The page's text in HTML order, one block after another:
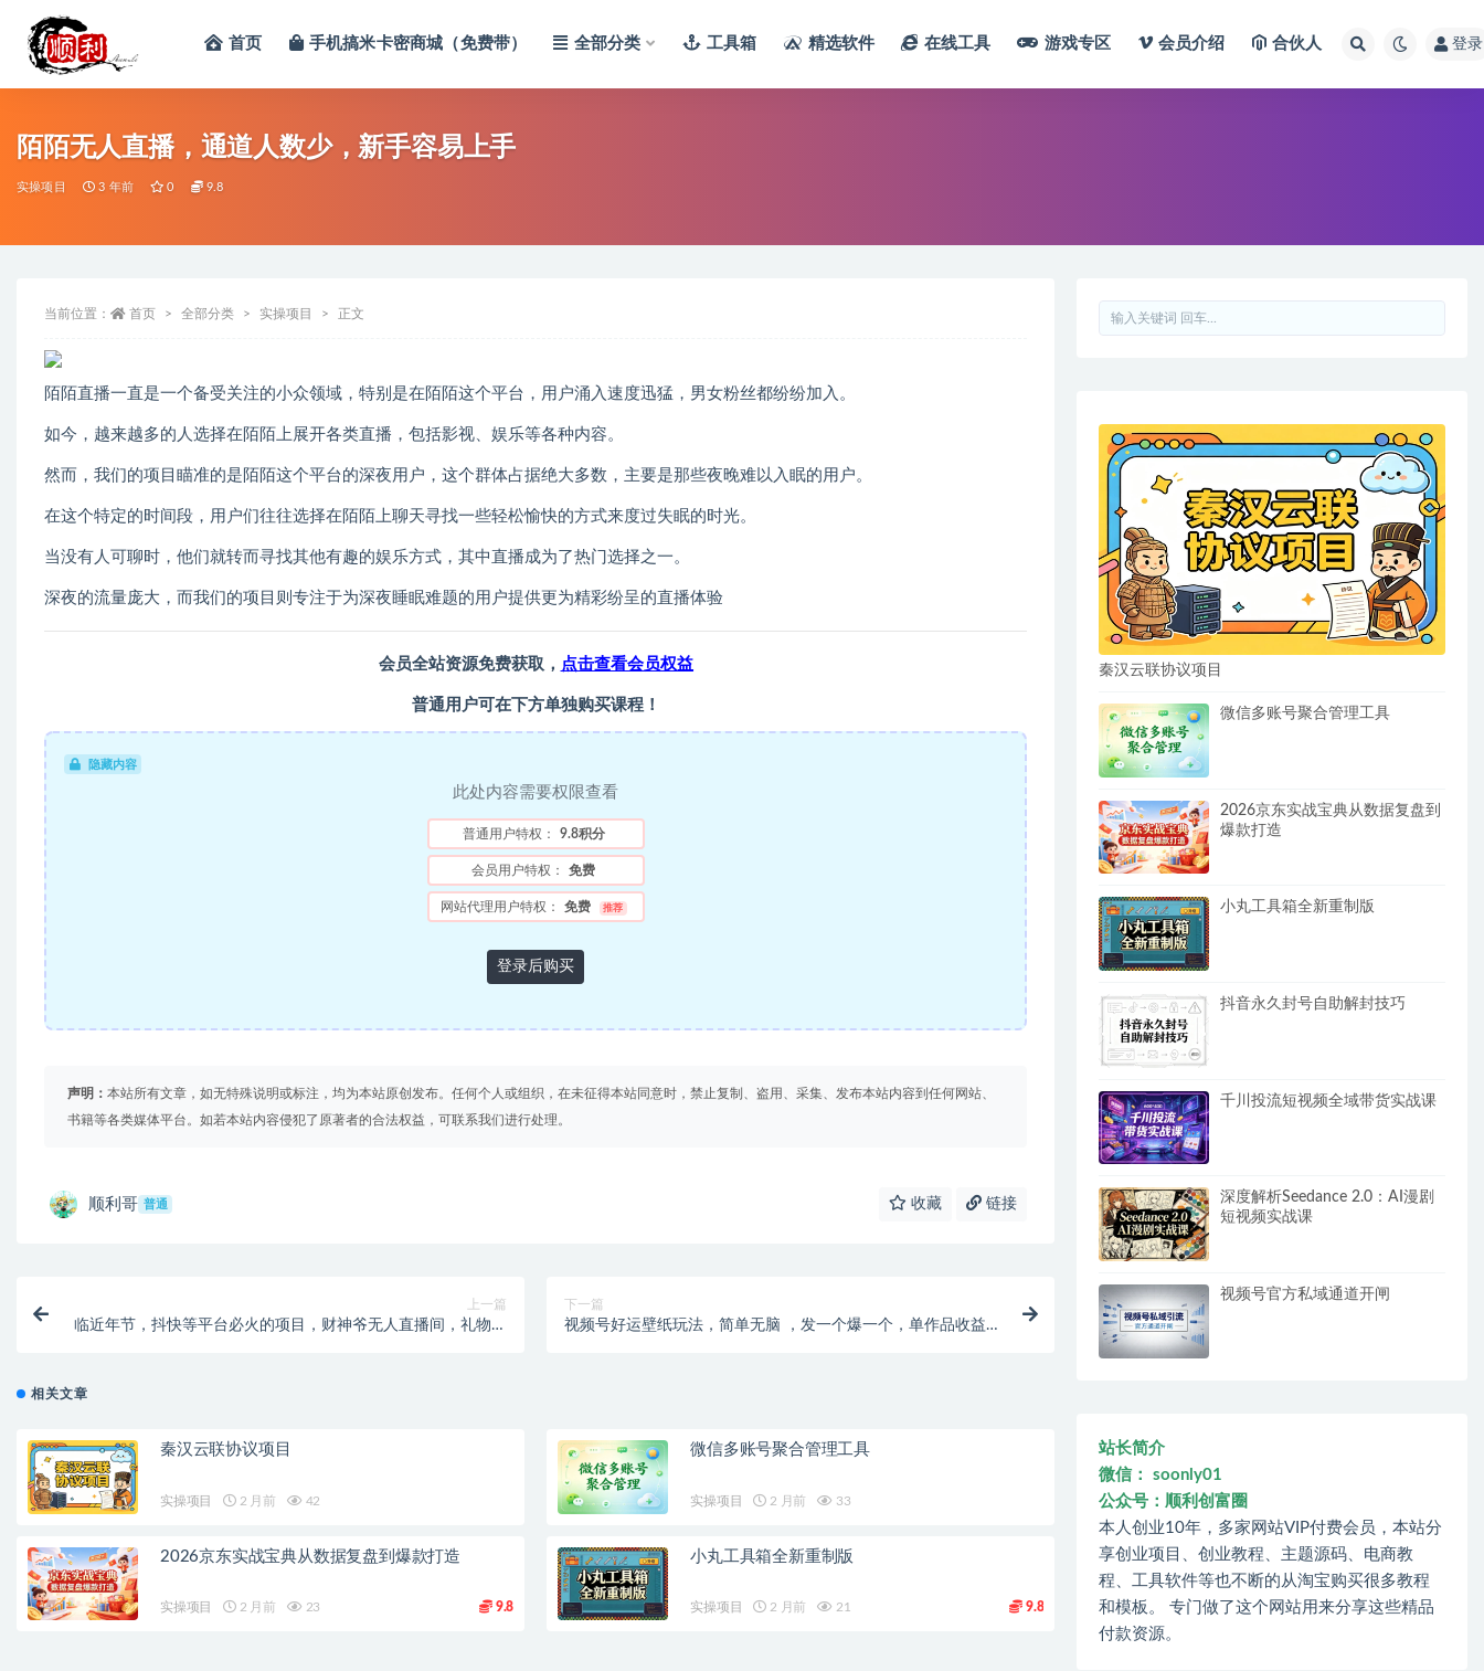
首页 手机搞米卡密商城（免费带） 全部分类 工具箱 精选软件 在线工具 游戏专区 会员介绍 合伙人 登录
陌陌无人直播，通道人数少，新手容易上手
实操项目 3 年前 0 9.8
当前位置： 首页 全部分类 实操项目 正文
陌陌直播一直是一个备受关注的小众领域，特别是在陌陌这个平台，用户涌入速度迅猛，男女粉丝都纷纷加入。
如今，越来越多的人选择在陌陌上展开各类直播，包括影视、娱乐等各种内容。
然而，我们的项目瞄准的是陌陌这个平台的深夜用户，这个群体占据绝大多数，主要是那些夜晚难以入眠的用户。
在这个特定的时间段，用户们往往选择在陌陌上聊天寻找一些轻松愉快的方式来度过失眠的时光。
当没有人可聊时，他们就转而寻找其他有趣的娱乐方式，其中直播成为了热门选择之一。
深夜的流量庞大，而我们的项目则专注于为深夜睡眠难题的用户提供更为精彩纷呈的直播体验
会员全站资源免费获取， 点击查看会员权益
普通用户可在下方单独购买课程！
隐藏内容
此处内容需要权限查看
普通用户特权： 9.8积分
会员用户特权： 免费
网站代理用户特权： 免费 推荐
登录后购买
声明： 本站所有文章，如无特殊说明或标注，均为本站原创发布。任何个人或组织，在未征得本站同意时，禁止复制、盗用、采集、发布本站内容到任何网站、
书籍等各类媒体平台。如若本站内容侵犯了原著者的合法权益，可联系我们进行处理。
顺利哥 普通 收藏 链接
上一篇
临近年节，抖快等平台必火的项目，财神爷无人直播间，礼物收
下一篇
视频号好运壁纸玩法，简单无脑 ，发一个爆一个，单作品收益
相关文章
秦汉云联协议项目
实操项目 2 月前 42
微信多账号聚合管理工具
实操项目 2 月前 33
2026京东实战宝典从数据复盘到爆款打造
实操项目 2 月前 23 9.8
小丸工具箱全新重制版
实操项目 2 月前 21 9.8
秦汉云联协议项目
微信多账号聚合管理工具
2026京东实战宝典从数据复盘到
爆款打造
小丸工具箱全新重制版
抖音永久封号自助解封技巧
千川投流短视频全域带货实战课
深度解析Seedance 2.0：AI漫剧
短视频实战课
视频号官方私域通道开闸
站长简介
微信： soonly01
公众号：顺利创富圈
本人创业10年，多家网站VIP付费会员，本站分
享创业项目、创业教程、主题源码、电商教
程、工具软件等也不断的从淘宝购买很多教程
和模板。 专门做了这个网站用来分享这些精品
付款资源。